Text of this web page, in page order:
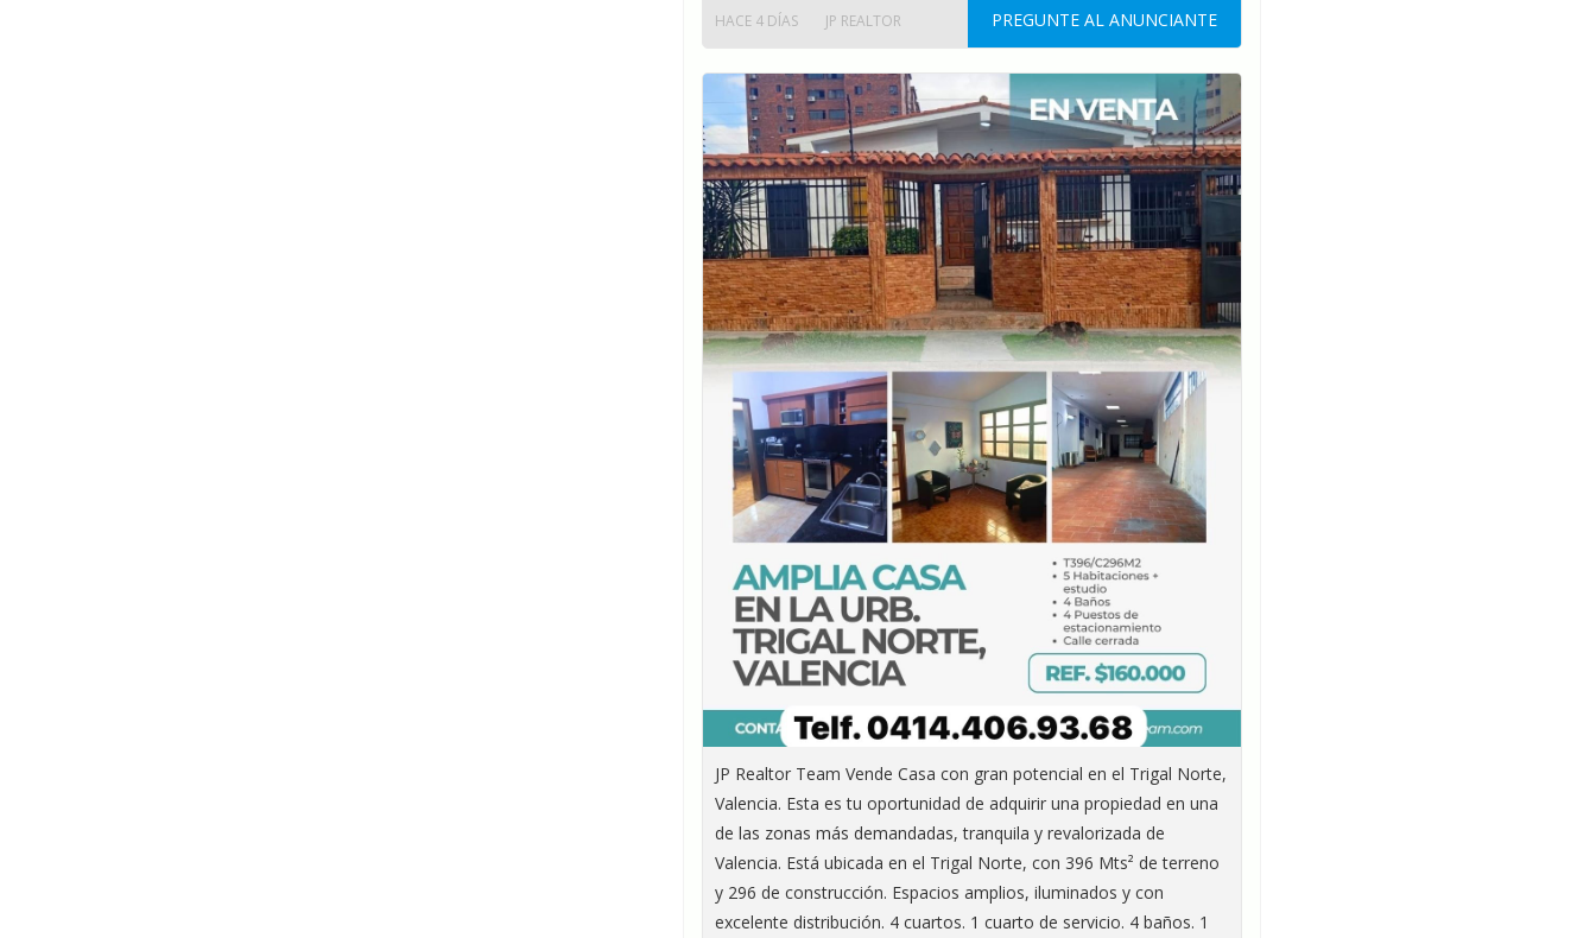
PREGUNTE AL ANUNCIANTE
HACE 4 DÍAS JP REALTOR
JP Realtor Team Vende Casa con gran potencial en el Trigal Norte,
Valencia. Esta es tu oportunidad de adquirir una propiedad en una
de las zonas más demandadas, tranquila y revalorizada de
Valencia. Está ubicada en el Trigal Norte, con 396 Mts² de terreno
y 296 de construcción. Espacios amplios, iluminados y con
excelente distribución. 4 cuartos. 1 cuarto de servicio. 4 baños. 1